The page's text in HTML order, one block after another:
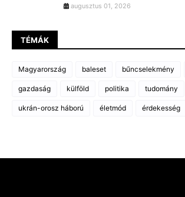
augusztus 01, 2026
TÉMÁK
Magyarország baleset bűncselekmény
gazdaság külföld politika tudomány
ukrán-orosz háború életmód érdekesség